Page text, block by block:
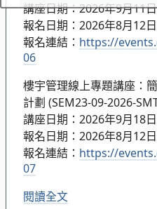
講座日期：2026年9月11
報名日期：2026年8月12
報名連結： https://
06
樓宇管理線上專題講座：
計劃 (SEM23-09-2026-
講座日期：2026年9月18
報名日期：2026年8月12
報名連結： https://
07
閱讀全文